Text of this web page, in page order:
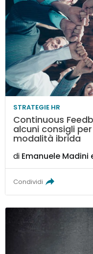
STRATEGIE HR
Continuous
alcuni consigli
modalità ibrida
di Emanuele Madini
Condividi